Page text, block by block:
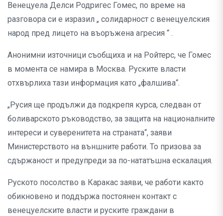
Венецуела Делси Родригес Гомес, по време на
разговора си е изразил „ солидарност с венецуелския
народ пред лицето на въоръжена агресия “ .
Анонимни източници съобщиха и на Ройтерс, че Гомес
в момента се намира в Москва. Руските власти
отхвърлиха тази информация като „фалшива“.
„Русия ще продължи да подкрепя курса, следван от
боливарското ръководство, за защита на националните
интереси и суверенитета на страната“, заяви
Министерството на външните работи. То призова за
сдържаност и предупреди за по-нататъшна ескалация.
Руското посолство в Каракас заяви, че работи както
обикновено и поддържа постоянен контакт с
венецуелските власти и руските граждани в